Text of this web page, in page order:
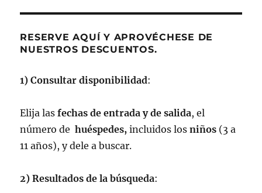
RESERVE AQUÍ Y APROVÉCHESE DE
NUESTROS DESCUENTOS.
1) Consultar disponibilidad:
Elija las fechas de entrada y de salida, el
número dehuéspedes, incluidos losniños (3 a
11 años), y dele a buscar.
2) Resultados de la búsqueda: